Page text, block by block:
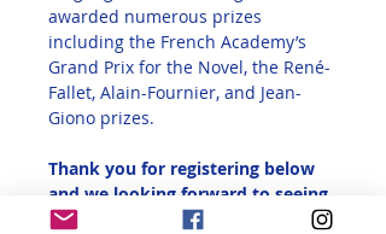
awarded numerous prizes
including the French Academy’s
Grand Prix for the Novel, the René-
Fallet, Alain-Fournier, and Jean-
Giono prizes.
Thank you for registering below
and we looking forward to seeing
you soon!